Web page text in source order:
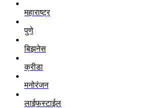
महाराष्ट्र
पुणे
बिझनेस
क्रीडा
मनोरंजन
लाईफस्टाईल